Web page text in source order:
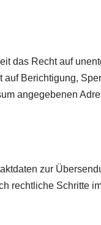
das Recht auf
Berichtigung,
angegebenen
zur
rechtliche Schritte